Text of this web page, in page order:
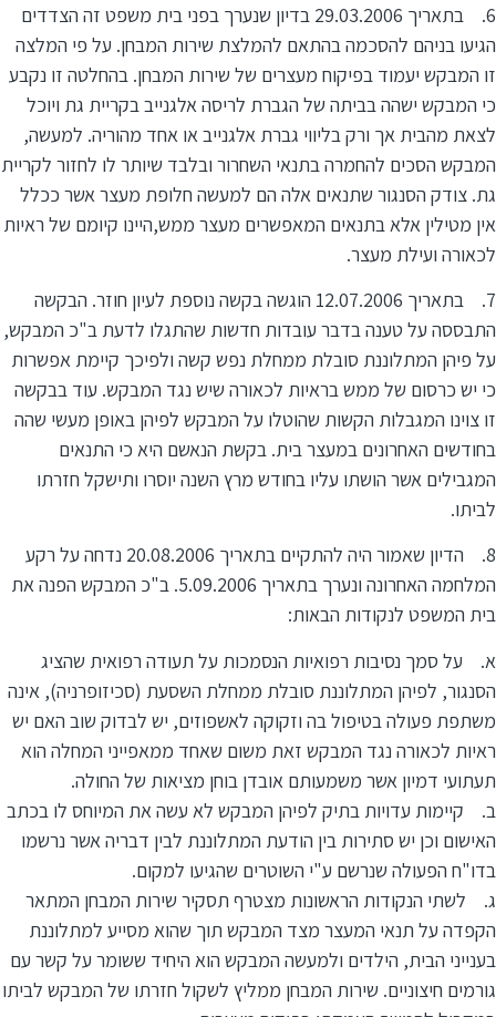
6. בתאריך 29.03.2006 בדיון שנערך בפני בית משפט זה הצדדים
הגיעו בניהם להסכמה בהתאם להמלצת שירות המבחן. על פי המלצה
זו המבקש יעמוד בפיקוח מעצרים של שירות המבחן. בהחלטה זו נקבע
כי המבקש ישהה בביתה של הגברת לריסה אלגנייב בקריית גת ויוכל
לצאת מהבית אך ורק בליווי גברת אלגנייב או אחד מהוריה. למעשה,
המבקש הסכים להחמרה בתנאי השחרור ובלבד שיותר לו לחזור לקריית
גת. צודק הסנגור שתנאים אלה הם למעשה חלופת מעצר אשר ככלל
אין מטילין אלא בתנאים המאפשרים מעצר ממש,היינו קיומם של ראיות
לכאורה ועילת מעצר.
7. בתאריך 12.07.2006 הוגשה בקשה נוספת לעיון חוזר. הבקשה
התבססה על טענה בדבר עובדות חדשות שהתגלו לדעת ב"כ המבקש,
על פיהן המתלוננת סובלת ממחלת נפש קשה ולפיכך קיימת אפשרות
כי יש כרסום של ממש בראיות לכאורה שיש נגד המבקש. עוד בבקשה
זו צוינו המגבלות הקשות שהוטלו על המבקש לפיהן באופן מעשי שהה
בחודשים האחרונים במעצר בית. בקשת הנאשם היא כי התנאים
המגבילים אשר הושתו עליו בחודש מרץ השנה יוסרו ותישקל חזרתו
לביתו.
8. הדיון שאמור היה להתקיים בתאריך 20.08.2006 נדחה על רקע
המלחמה האחרונה ונערך בתאריך 5.09.2006. ב"כ המבקש הפנה את
בית המשפט לנקודות הבאות:
א. על סמך נסיבות רפואיות הנסמכות על תעודה רפואית שהציג
הסנגור, לפיהן המתלוננת סובלת ממחלת השסעת (סכיזופרניה), אינה
משתפת פעולה בטיפול בה וזקוקה לאשפוזים, יש לבדוק שוב האם יש
ראיות לכאורה נגד המבקש זאת משום שאחד ממאפייני המחלה הוא
תעתועי דמיון אשר משמעותם אובדן בוחן מציאות של החולה.
ב. קיימות עדויות בתיק לפיהן המבקש לא עשה את המיוחס לו בכתב
האישום וכן יש סתירות בין הודעת המתלוננת לבין דבריה אשר נרשמו
בדו"ח הפעולה שנרשם ע"י השוטרים שהגיעו למקום.
ג. לשתי הנקודות הראשונות מצטרף תסקיר שירות המבחן המתאר
הקפדה על תנאי המעצר מצד המבקש תוך שהוא מסייע למתלוננת
בענייני הבית, הילדים ולמעשה המבקש הוא היחיד ששומר על קשר עם
גורמים חיצוניים. שירות המבחן ממליץ לשקול חזרתו של המבקש לביתו